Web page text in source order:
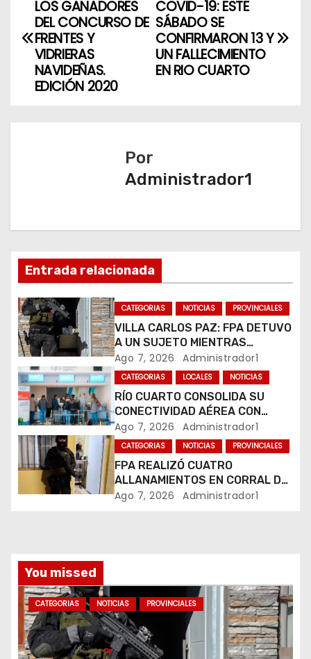
a
ó
n
d
e
e
n
t
r
a
d
COVID-19: ESTE
SÁBADO SE
CONFIRMARON 13 Y
UN FALLECIMIENTO
EN RIO CUARTO
LOS GANADORES
DEL CONCURSO DE
FRENTES Y
VIDRIERAS
NAVIDEÑAS.
EDICIÓN 2020
Por
Administrador1
Entrada relacionada
CATEGORIAS NOTICIAS PROVINCIALES
VILLA CARLOS PAZ: FPA DETUVO
A UN SUJETO MIENTRAS
COMERCIALIZABA COCAÍNA Y
MARIHUANA EN UNA PLAZA
Ago 7, 2026 Administrador1
CATEGORIAS LOCALES NOTICIAS
RÍO CUARTO CONSOLIDA SU
CONECTIVIDAD AÉREA CON
CUATRO VUELOS SEMANALES A
BUENOS AIRES
Ago 7, 2026 Administrador1
CATEGORIAS NOTICIAS PROVINCIALES
FPA REALIZÓ CUATRO
ALLANAMIENTOS EN CORRAL DE
BUSTOS-IFFLINGER
Ago 7, 2026 Administrador1
You missed
CATEGORIAS NOTICIAS PROVINCIALES